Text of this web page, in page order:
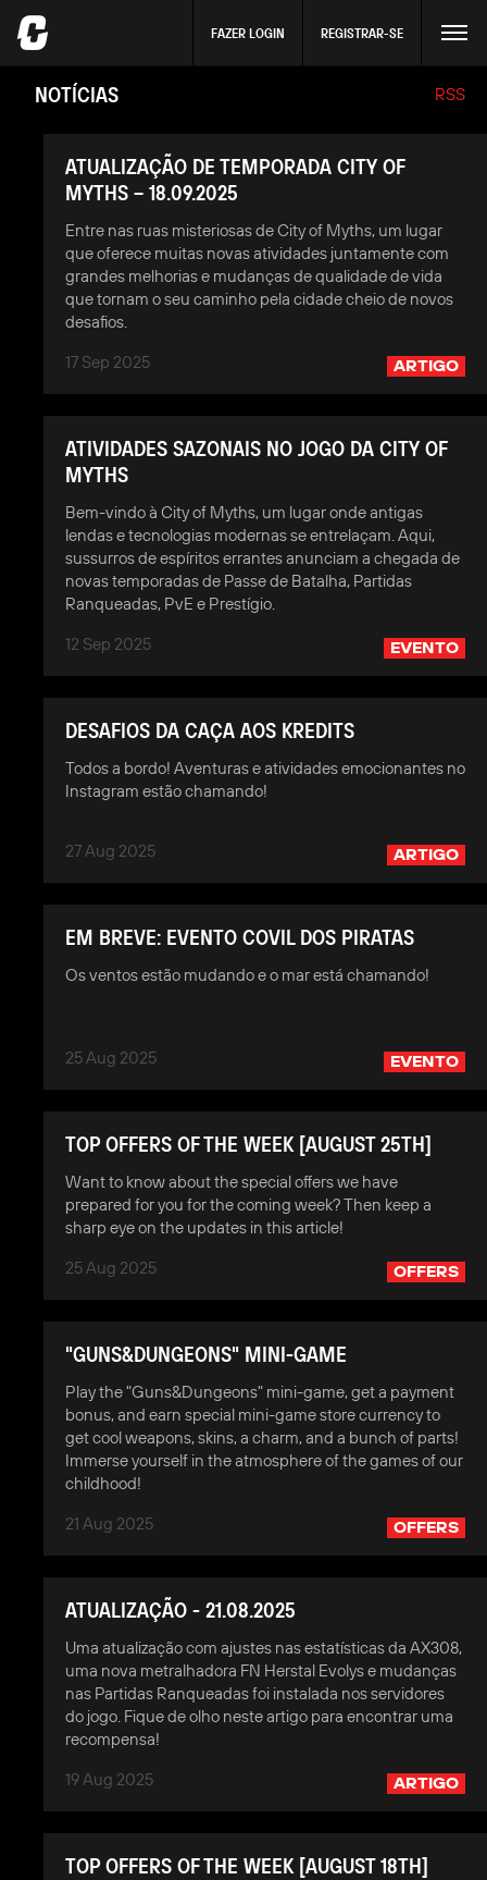
FAZER LOGIN REGISTRAR-SE
NOTÍCIAS RSS
ATUALIZAÇÃO DE TEMPORADA CITY OF
MYTHS – 18.09.2025
Entre nas ruas misteriosas de City of Myths, um lugar
que oferece muitas novas atividades juntamente com
grandes melhorias e mudanças de qualidade de vida
que tornam o seu caminho pela cidade cheio de novos
desafios.
17 Sep 2025
ARTIGO
ATIVIDADES SAZONAIS NO JOGO DA CITY OF
MYTHS
Bem-vindo à City of Myths, um lugar onde antigas
lendas e tecnologias modernas se entrelaçam. Aqui,
sussurros de espíritos errantes anunciam a chegada de
novas temporadas de Passe de Batalha, Partidas
Ranqueadas, PvE e Prestígio.
12 Sep 2025
EVENTO
DESAFIOS DA CAÇA AOS KREDITS
Todos a bordo! Aventuras e atividades emocionantes no
Instagram estão chamando!
27 Aug 2025 ARTIGO
EM BREVE: EVENTO COVIL DOS PIRATAS
Os ventos estão mudando e o mar está chamando!
25 Aug 2025 EVENTO
TOP OFFERS OF THE WEEK [AUGUST 25TH]
Want to know about the special offers we have
prepared for you for the coming week? Then keep a
sharp eye on the updates in this article!
25 Aug 2025
OFFERS
"GUNS&DUNGEONS" MINI-GAME
Play the "Guns&Dungeons" mini-game, get a payment
bonus, and earn special mini-game store currency to
get cool weapons, skins, a charm, and a bunch of parts!
Immerse yourself in the atmosphere of the games of our
childhood!
21 Aug 2025
OFFERS
ATUALIZAÇÃO - 21.08.2025
Uma atualização com ajustes nas estatísticas da AX308,
uma nova metralhadora FN Herstal Evolys e mudanças
nas Partidas Ranqueadas foi instalada nos servidores
do jogo. Fique de olho neste artigo para encontrar uma
recompensa!
19 Aug 2025
ARTIGO
TOP OFFERS OF THE WEEK [AUGUST 18TH]